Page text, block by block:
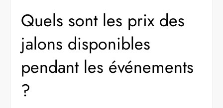
Quels sont les prix des
jalons disponibles
pendant les événements
?